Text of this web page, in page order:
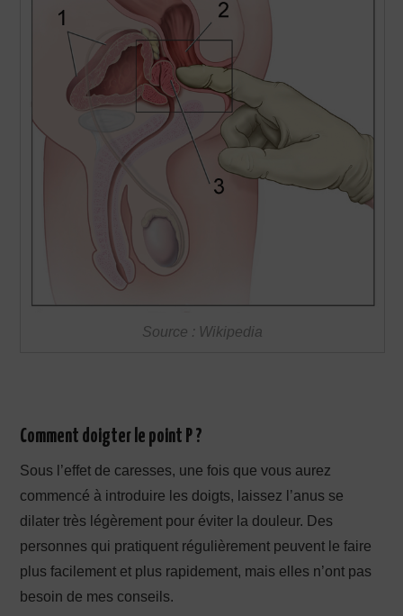
Source : Wikipedia
Comment doigter le point P ?
Sous l’effet de caresses, une fois que vous aurez
commencé à introduire les doigts, laissez l’anus se
dilater très légèrement pour éviter la douleur. Des
personnes qui pratiquent régulièrement peuvent le faire
plus facilement et plus rapidement, mais elles n’ont pas
besoin de mes conseils.